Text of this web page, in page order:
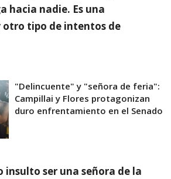
hacia nadie. Es una
otro tipo de intentos de
"Delincuente" y "señora de feria":
Campillai y Flores protagonizan
duro enfrentamiento en el Senado
insulto ser una señora de la